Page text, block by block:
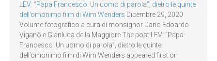
LEV: “Papa Francesco. Un uomo di parola”, dietro le quinte
dell’omonimo film di Wim Wenders Dicembre 29, 2020
Volume fotografico a cura di monsignor Dario Edoardo
Viganò e Gianluca della Maggiore The post LEV: “Papa
Francesco. Un uomo di parola”, dietro le quinte
dell’omonimo film di Wim Wenders appeared first on